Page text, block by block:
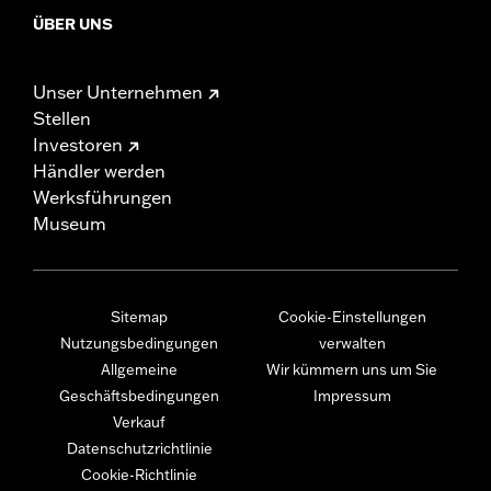
ÜBER UNS
Unser Unternehmen
Stellen
Investoren
Händler werden
Werksführungen
Museum
Sitemap
Nutzungsbedingungen
Allgemeine
Geschäftsbedingungen
Verkauf
Datenschutzrichtlinie
Cookie-Richtlinie
Cookie-Einstellungen
verwalten
Wir kümmern uns um Sie
Impressum